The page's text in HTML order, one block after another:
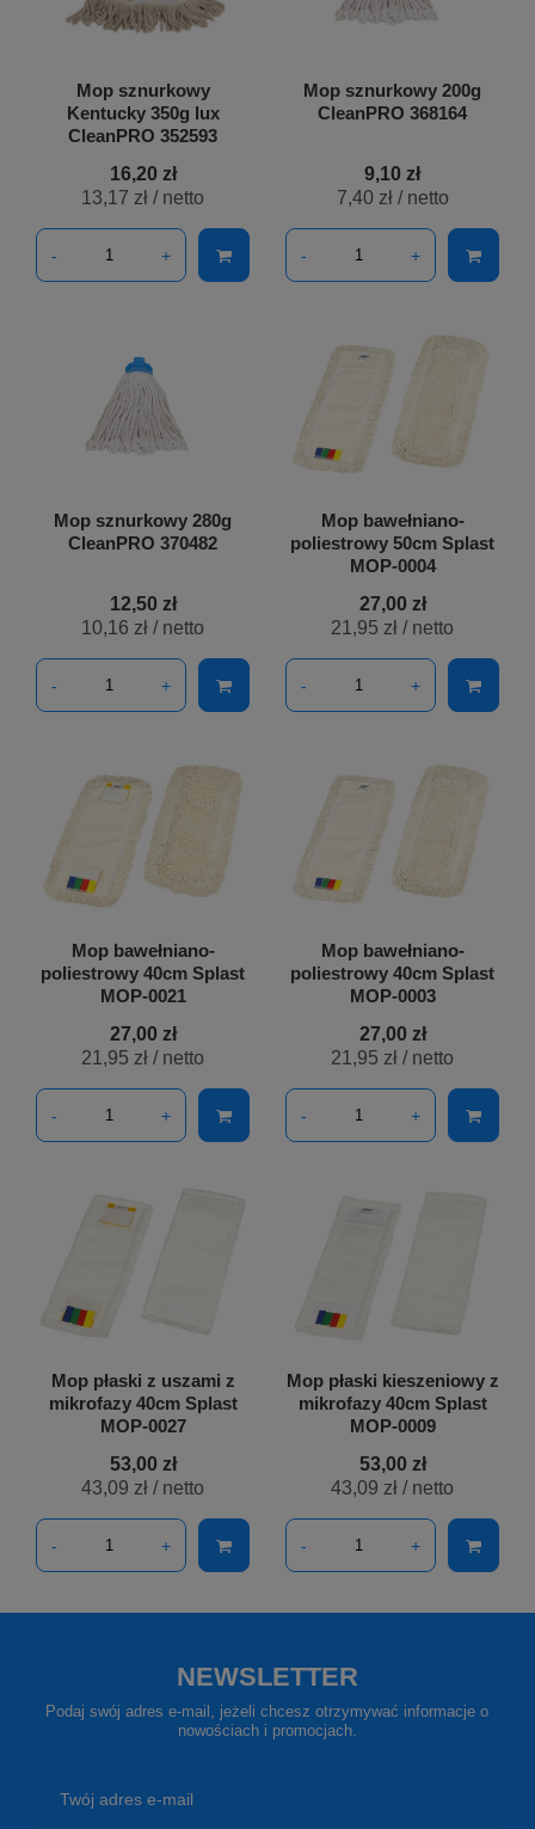
Mop sznurkowy
Kentucky 350g lux
CleanPRO 352593
16,20 zł
13,17 zł / netto
- +
Mop sznurkowy 200g
CleanPRO 368164
9,10 zł
7,40 zł/ netto
- +
Mop sznurkowy 280g
CleanPRO 370482
12,50 zł
10,16 zł / netto
- +
Mop bawełniano-
poliestrowy 50cm Splast
MOP-0004
27,00 zł
21,95 zł / netto
- +
Mop bawełniano-
poliestrowy 40cm Splast
MOP-0021
27,00 zł
21,95 zł / netto
- +
Mop bawełniano-
poliestrowy 40cm Splast
MOP-0003
27,00 zł
21,95 zł / netto
- +
Mop płaski z uszami z
mikrofazy 40cm Splast
MOP-0027
53,00 zł
43,09 zł / netto
- +
Mop płaski kieszeniowy z
mikrofazy 40cm Splast
MOP-0009
53,00 zł
43,09 zł / netto
- +
NEWSLETTER
Podaj swój adres e-mail, jeżeli chcesz otrzymywać informacje o
nowościach i promocjach.
Twój adres e-mail